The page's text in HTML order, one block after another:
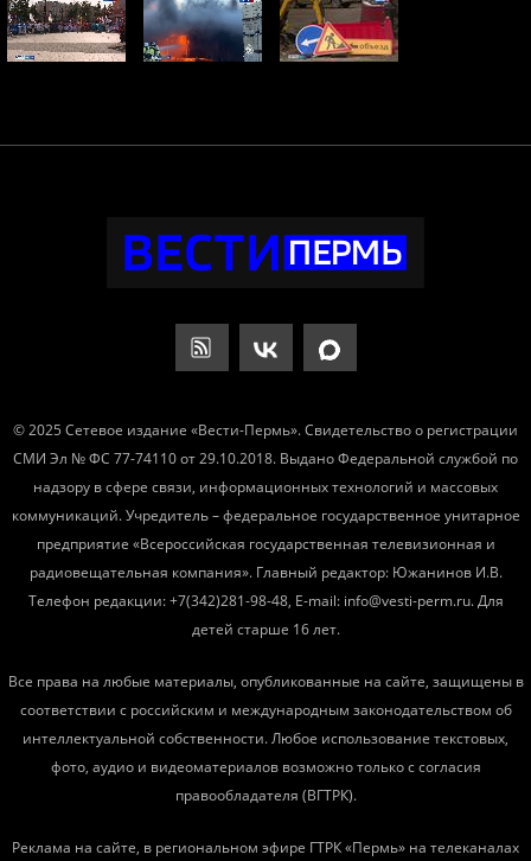
© 2025 Сетевое издание «Вести-Пермь». Свидетельство о регистрации
СМИ Эл № ФС 77-74110 от 29.10.2018. Выдано Федеральной службой по
надзору в сфере связи, информационных технологий и массовых
коммуникаций. Учредитель – федеральное государственное унитарное
предприятие «Всероссийская государственная телевизионная и
радиовещательная компания». Главный редактор: Южанинов И.В.
Телефон редакции: +7(342)281-98-48, E-mail: info@vesti-perm.ru. Для
детей старше 16 лет.
Все права на любые материалы, опубликованные на сайте, защищены в
соответствии с российским и международным законодательством об
интеллектуальной собственности. Любое использование текстовых,
фото, аудио и видеоматериалов возможно только с согласия
правообладателя (ВГТРК).
Реклама на сайте, в региональном эфире ГТРК «Пермь» на телеканалах